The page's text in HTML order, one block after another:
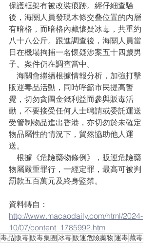
保護框架有被改裝痕跡。經仔細查驗
後，海關人員發現木條交叠位置的內層
有暗格，而暗格內藏懷疑冰毒，共重約
八十八公斤。跟進調查後，海關人員當
日在機場拘捕一名懷疑涉案五十四歲男
子。案件仍在調查當中。
海關會繼續根據情報分析，加強打擊
販運毒品活動，同時呼籲市民提高警
覺，切勿貪圖金錢利益而參與販毒活
動，不要接受任何人士聘請或委託運送
受管制物品進出香港，亦切勿於未確定
物品屬性的情況下，貿然協助他人運
送。
根據《危險藥物條例》，販運危險藥
物屬嚴重罪行，一經定罪，最高可被判
罰款五百萬元及終身監禁。
資料轉自：
http://www.macaodaily.com/html/2024-
10/07/content_1785992.htm
毒品販毒販毒集團 冰毒販運危險藥物運毒藏毒